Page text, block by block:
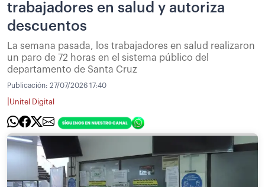
trabajadores en salud y autoriza
descuentos
La semana pasada, los trabajadores en salud realizaron
un paro de 72 horas en el sistema público del
departamento de Santa Cruz
Publicación: 27/07/2026 17:40
Unitel Digital